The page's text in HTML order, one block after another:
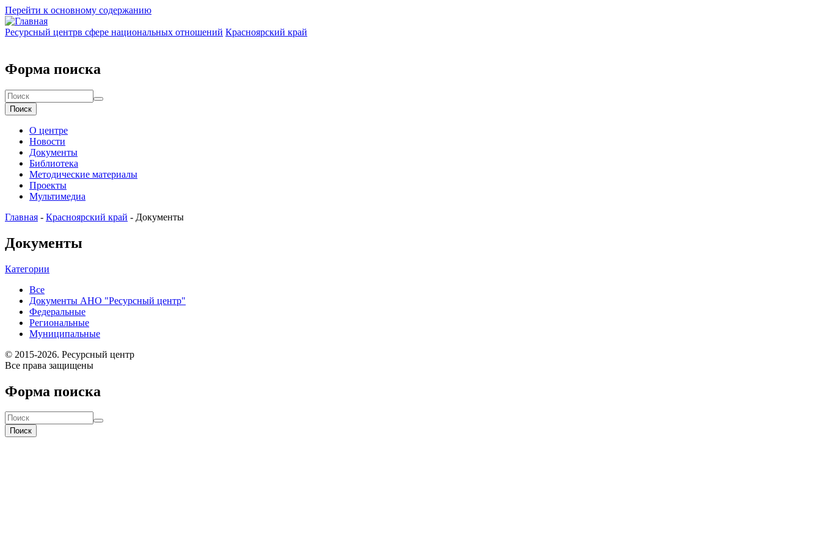
Перейти к основному содержанию
Ресурсный центрв сфере национальных отношений Красноярский край
Форма поиска
Поиск
О центре
Новости
Документы
Библиотека
Методические материалы
Проекты
Мультимедиа
Главная - Красноярский край - Документы
Документы
Категории
Все
Документы АНО "Ресурсный центр"
Федеральные
Региональные
Муниципальные
© 2015-2026. Ресурсный центр
Все права защищены
Форма поиска
Поиск